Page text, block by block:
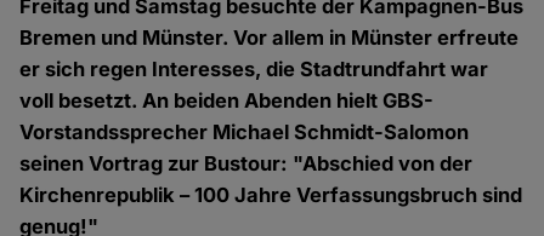
Freitag und Samstag besuchte der Kampagnen-Bus
Bremen und Münster. Vor allem in Münster erfreute
er sich regen Interesses, die Stadtrundfahrt war
voll besetzt. An beiden Abenden hielt GBS-
Vorstandssprecher Michael Schmidt-Salomon
seinen Vortrag zur Bustour: "Abschied von der
Kirchenrepublik – 100 Jahre Verfassungsbruch sind
genug!"